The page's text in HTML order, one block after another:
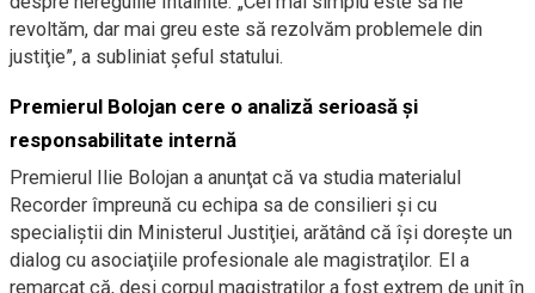
revoltăm, dar mai greu este să rezolvăm problemele din
justiţie”, a subliniat şeful statului.
Premierul Bolojan cere o analiză serioasă şi
responsabilitate internă
Premierul Ilie Bolojan a anunţat că va studia materialul
Recorder împreună cu echipa sa de consilieri şi cu
specialiştii din Ministerul Justiţiei, arătând că îşi doreşte un
dialog cu asociaţiile profesionale ale magistraţilor. El a
remarcat că, deşi corpul magistraţilor a fost extrem de unit în